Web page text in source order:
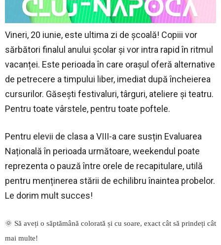
Vineri, 20 iunie, este ultima zi de școală! Copiii vor
sărbători finalul anului școlar și vor intra rapid în ritmul
vacanței. Este perioada în care orașul oferă alternative
de petrecere a timpului liber, imediat după încheierea
cursurilor. Găsești festivaluri, târguri, ateliere și teatru.
Pentru toate vârstele, pentru toate poftele.
Pentru elevii de clasa a VIII-a care susțin Evaluarea
Națională în perioada următoare, weekendul poate
reprezenta o pauză între orele de recapitulare, utilă
pentru menținerea stării de echilibru înaintea probelor.
Le dorim mult succes!
🌞 Să aveți o săptămână colorată și cu soare, exact cât să prindeți cât
mai multe!